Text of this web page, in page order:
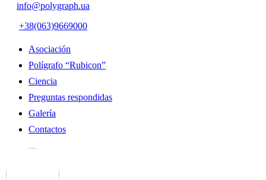
info@polygraph.ua
+38(063)9669000
Asociación
Polígrafo “Rubicon”
Ciencia
Preguntas respondidas
Galería
Contactos